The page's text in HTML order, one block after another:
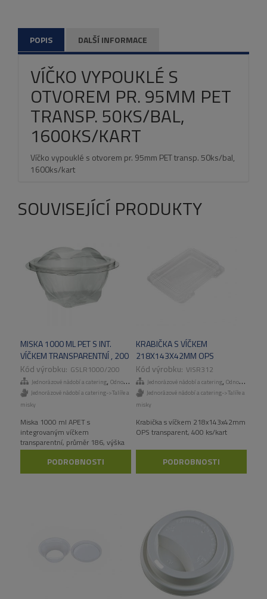
POPIS DALŠÍ INFORMACE
VÍČKO VYPOUKLÉ S
OTVOREM PR. 95MM PET
TRANSP. 50KS/BAL,
1600KS/KART
Víčko vypouklé s otvorem pr. 95mm PET transp. 50ks/bal,
1600ks/kart
SOUVISEJÍCÍ PRODUKTY
MISKA 1000 ML PET S INT.
VÍČKEM TRANSPARENTNÍ , 200
KS/KART
GSLR1000/200
Jednorázové nádobí a catering, Odnosné obaly a menuboxy
Jednorázové nádobí a catering->Talíře a
misky
Miska 1000 ml APET s
integrovaným víčkem
transparentní, průměr 186, výška
102mm, 200 ks/kart
PODROBNOSTI
KRABIČKA S VÍČKEM
218X143X42MM OPS
TRANSPARENT, 400 KS/KART
VISR312
Jednorázové nádobí a catering, Odnosné obaly a menuboxy
Jednorázové nádobí a catering->Talíře a
misky
Krabička s víčkem 218x143x42mm
OPS transparent, 400 ks/kart
PODROBNOSTI